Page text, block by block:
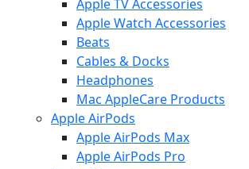
Apple TV Accessories
Apple Watch Accessories
Beats
Cables & Docks
Headphones
Mac AppleCare Products
Apple AirPods
Apple AirPods Max
Apple AirPods Pro